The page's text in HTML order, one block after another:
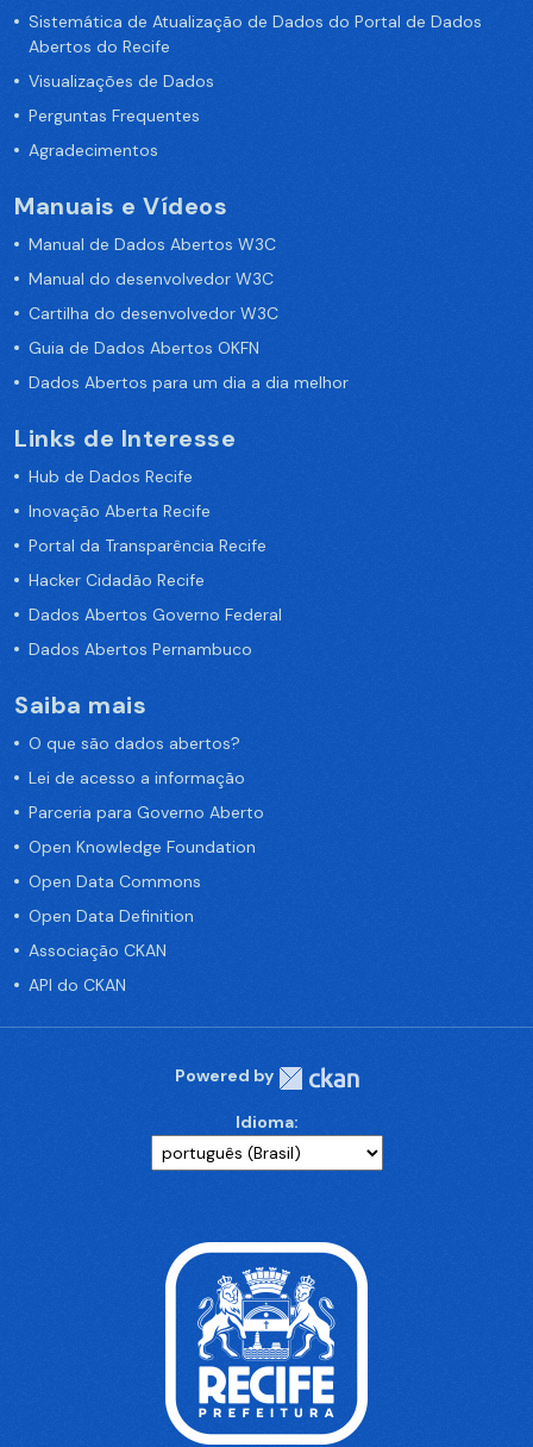
Sistemática de Atualização de Dados do Portal de Dados
Abertos do Recife
Visualizações de Dados
Perguntas Frequentes
Agradecimentos
Manuais e Vídeos
Manual de Dados Abertos W3C
Manual do desenvolvedor W3C
Cartilha do desenvolvedor W3C
Guia de Dados Abertos OKFN
Dados Abertos para um dia a dia melhor
Links de Interesse
Hub de Dados Recife
Inovação Aberta Recife
Portal da Transparência Recife
Hacker Cidadão Recife
Dados Abertos Governo Federal
Dados Abertos Pernambuco
Saiba mais
O que são dados abertos?
Lei de acesso a informação
Parceria para Governo Aberto
Open Knowledge Foundation
Open Data Commons
Open Data Definition
Associação CKAN
API do CKAN
Powered by
Idioma